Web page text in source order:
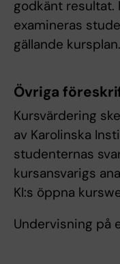
godkänt resultat.
examineras
gällande kursplan.
Övriga
Kursvärdering
av Karolinska
studenternas
kursansvarigs
KI:s öppna
Undervisning på